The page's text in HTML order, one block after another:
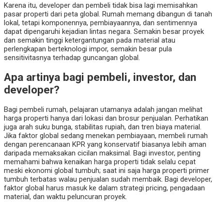
Karena itu, developer dan pembeli tidak bisa lagi memisahkan
pasar properti dari peta global. Rumah memang dibangun di tanah
lokal, tetapi komponennya, pembiayaannya, dan sentimennya
dapat dipengaruhi kejadian lintas negara. Semakin besar proyek
dan semakin tinggi ketergantungan pada material atau
perlengkapan berteknologi impor, semakin besar pula
sensitivitasnya terhadap guncangan global.
Apa artinya bagi pembeli, investor, dan
developer?
Bagi pembeli rumah, pelajaran utamanya adalah jangan melihat
harga properti hanya dari lokasi dan brosur penjualan. Perhatikan
juga arah suku bunga, stabilitas rupiah, dan tren biaya material.
Jika faktor global sedang menekan pembiayaan, membeli rumah
dengan perencanaan KPR yang konservatif biasanya lebih aman
daripada memaksakan cicilan maksimal. Bagi investor, penting
memahami bahwa kenaikan harga properti tidak selalu cepat
meski ekonomi global tumbuh; saat ini saja harga properti primer
tumbuh terbatas walau penjualan sudah membaik. Bagi developer,
faktor global harus masuk ke dalam strategi pricing, pengadaan
material, dan waktu peluncuran proyek.